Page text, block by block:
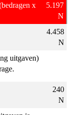
x
5.197
N
4.458
N
uitgaven)
240
N